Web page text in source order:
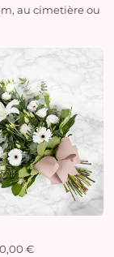
au cimetière ou
€